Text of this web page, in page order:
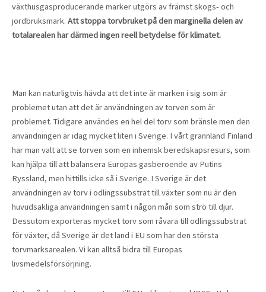
växthusgasproducerande marker utgörs av främst skogs- och
jordbruksmark. Att stoppa torvbruket på den marginella delen av
totalarealen har därmed ingen reell betydelse för klimatet.
Man kan naturligtvis hävda att det inte är marken i sig som är
problemet utan att det är användningen av torven som är
problemet. Tidigare användes en hel del torv som bränsle men den
användningen är idag mycket liten i Sverige. I vårt grannland Finland
har man valt att se torven som en inhemsk beredskapsresurs, som
kan hjälpa till att balansera Europas gasberoende av Putins
Ryssland, men hittills icke så i Sverige. I Sverige är det
användningen av torv i odlingssubstrat till växter som nu är den
huvudsakliga användningen samt i någon mån som strö till djur.
Dessutom exporteras mycket torv som råvara till odlingssubstrat
för växter, då Sverige är det land i EU som har den största
torvmarksarealen. Vi kan alltså bidra till Europas
livsmedelsförsörjning.